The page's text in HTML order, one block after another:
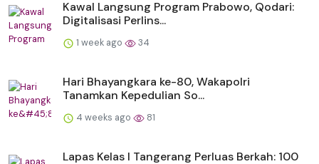
Kawal Langsung Program Prabowo, Qodari:
Digitalisasi Perlins...
1 week ago 34
Hari Bhayangkara ke-80, Wakapolri
Tanamkan Kepedulian So...
4 weeks ago 81
Lapas Kelas I Tangerang Perluas Berkah: 100